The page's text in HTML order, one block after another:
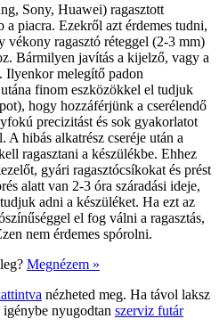
Sony, Huawei) ragasztott
piacra. Ezekről azt érdemes tudni,
vékony ragasztó réteggel (2-3 mm)
Bármilyen javítás a kijelző, vagy a
Ilyenkor melegítő padon
finom eszközökkel el tudjuk
hogy hozzáférjünk a cserélendő
precizitást és sok gyakorlatot
hibás alkatrész cseréje után a
ragasztani a készülékbe. Ehhez
gyári ragasztócsíkokat és prést
alatt van 2-3 óra száradási ideje,
adni a készüléket. Ha ezt az
el fog válni a ragasztás,
nem érdemes spórolni.
Megnézem »
nézheted meg. Ha távol laksz
nyugodtan szerviz futár